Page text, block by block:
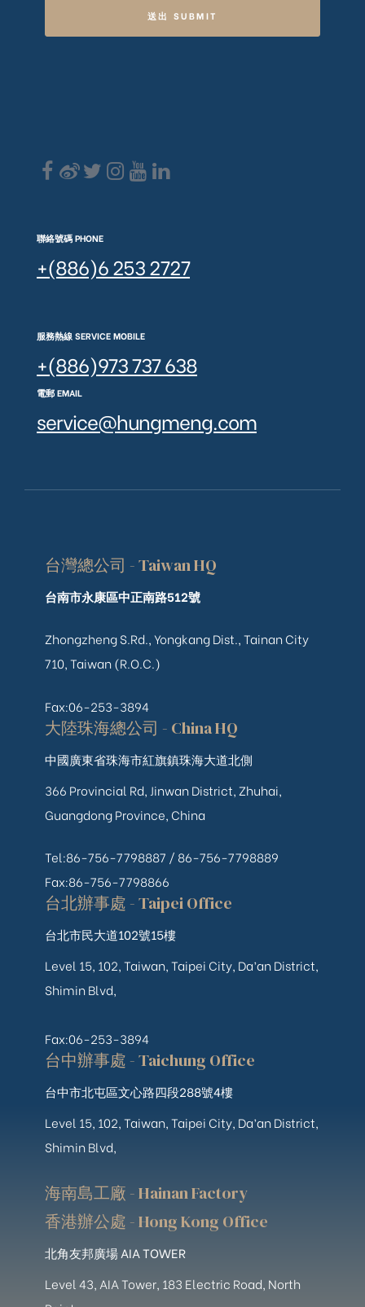
送出 SUBMIT
聯絡號碼 PHONE
+(886)6 253 2727
服務熱線 SERVICE MOBILE
+(886)973 737 638
電郵 EMAIL
service@hungmeng.com
台灣總公司 - Taiwan HQ
台南市永康區中正南路512號
Zhongzheng S.Rd., Yongkang Dist., Tainan City
710, Taiwan (R.O.C.)
Fax:06-253-3894
大陸珠海總公司 - China HQ
中國廣東省珠海市紅旗鎮珠海大道北側
366 Provincial Rd, Jinwan District, Zhuhai,
Guangdong Province, China
Tel:86-756-7798887 / 86-756-7798889
Fax:86-756-7798866
台北辦事處 - Taipei Office
台北市民大道102號15樓
Level 15, 102, Taiwan, Taipei City, Da’an District,
Shimin Blvd,
Fax:06-253-3894
台中辦事處 - Taichung Office
台中市北屯區文心路四段288號4樓
Level 15, 102, Taiwan, Taipei City, Da’an District,
Shimin Blvd,
海南島工廠 - Hainan Factory
香港辦公處 - Hong Kong Office
北角友邦廣場 AIA TOWER
Level 43, AIA Tower, 183 Electric Road, North